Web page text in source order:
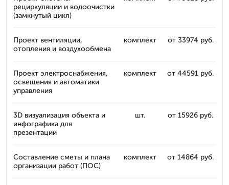
рециркуляции и водоочистки
(замкнутый цикл)
Проект вентиляции,
отопления и воздухообмена
комплект от 33974 руб.
Проект электроснабжения,
освещения и автоматики
управления
комплект от 44591 руб.
3D визуализация объекта и
инфографика для
презентации
шт. от 15926 руб.
Составление сметы и плана
организации работ (ПОС)
комплект от 14864 руб.